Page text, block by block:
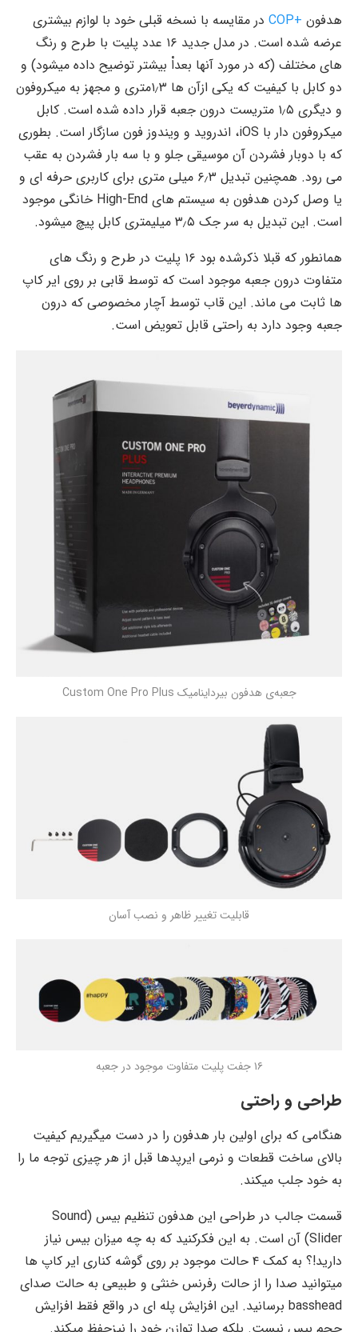
هدفون +COP
در مقایسه با نسخه قبلی خود با لوازم بیشتری
عرضه شده است. در مدل جدید ۱۶ عدد پلیت با طرح و رنگ
های مختلف (که در مورد آنها بعداْ بیشتر توضیح داده میشود) و
دو کابل با کیفیت که یکی ازآن ها ۱٫۳متری و مجهز به میکروفون
و دیگری ۱٫۵ متریست درون جعبه قرار داده شده است. کابل
میکروفون دار با iOS، اندروید و ویندوز فون سازگار است. بطوری
که با دوبار فشردن آن موسیقی جلو و با سه بار فشردن به عقب
می رود. همچنین تبدیل ۶٫۳ میلی متری برای کاربری حرفه ای و
یا وصل کردن هدفون به سیستم های High-End خانگی موجود
است. این تبدیل به سر جک ۳٫۵ میلیمتری کابل پیچ میشود.
همانطور که قبلا ذکرشده بود ۱۶ پلیت در طرح و رنگ های
متفاوت درون جعبه موجود است که توسط قابی بر روی ایر کاپ
ها ثابت می ماند. این قاب توسط آچار مخصوصی که درون
جعبه وجود دارد به راحتی قابل تعویض است.
جعبه‌ی هدفون بیرداینامیک Custom One Pro Plus
قابلیت تغییر ظاهر و نصب آسان
۱۶ جفت پلیت متفاوت موجود در جعبه
طراحی و راحتی
هنگامی که برای اولین بار هدفون را در دست میگیریم کیفیت
بالای ساخت قطعات و نرمی ایرپدها قبل از هر چیزی توجه ما را
به خود جلب میکند.
قسمت جالب در طراحی این هدفون تنظیم بیس (Sound
Slider) آن است. به این فکرکنید که به چه میزان بیس نیاز
دارید!؟ به کمک ۴ حالت موجود بر روی گوشه کناری ایر کاپ ها
میتوانید صدا را از حالت رفرنس خنثی و طبیعی به حالت صدای
basshead برسانید. این افزایش پله ای در واقع فقط افزایش